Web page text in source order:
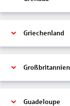
Griechenland
Großbritannien
Guadeloupe